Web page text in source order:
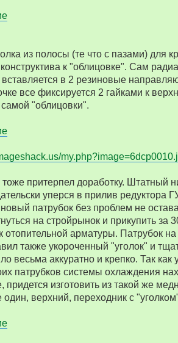
из полосы (те что с пазами) для
к "облицовке". Сам
в 2 резиновые
все фиксируется 2 гайками к
самой "облицовки".
притерпел доработку. Штатный
уперся в прилив редуктора
патрубок без проблем не
на стройрынок и прикупить за
отопительной арматуры. Патрубок
также укороченный "уголок" и
весьма аккуратно и крепко. Так как
патрубков системы охлаждения
придется изготовить из такой же
верхний, переходник с